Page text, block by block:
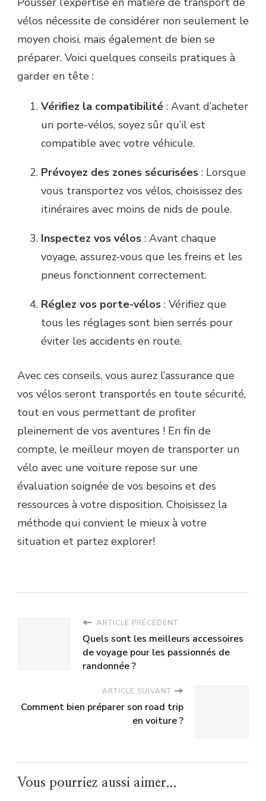
vélos nécessite de considérer non seulement le
moyen choisi, mais également de bien se
préparer. Voici quelques conseils pratiques à
garder en tête :
Vérifiez la compatibilité : Avant d’acheter
un porte-vélos, soyez sûr qu’il est
compatible avec votre véhicule.
Prévoyez des zones sécurisées : Lorsque
vous transportez vos vélos, choisissez des
itinéraires avec moins de nids de poule.
Inspectez vos vélos : Avant chaque
voyage, assurez-vous que les freins et les
pneus fonctionnent correctement.
Réglez vos porte-vélos : Vérifiez que
tous les réglages sont bien serrés pour
éviter les accidents en route.
Avec ces conseils, vous aurez l’assurance que
vos vélos seront transportés en toute sécurité,
tout en vous permettant de profiter
pleinement de vos aventures ! En fin de
compte, le meilleur moyen de transporter un
vélo avec une voiture repose sur une
évaluation soignée de vos besoins et des
ressources à votre disposition. Choisissez la
méthode qui convient le mieux à votre
situation et partez explorer!
ARTICLE PRÉCÉDENT
Quels sont les meilleurs accessoires
de voyage pour les passionnés de
randonnée ?
ARTICLE SUIVANT
Comment bien préparer son road trip
en voiture ?
Vous pourriez aussi aimer...